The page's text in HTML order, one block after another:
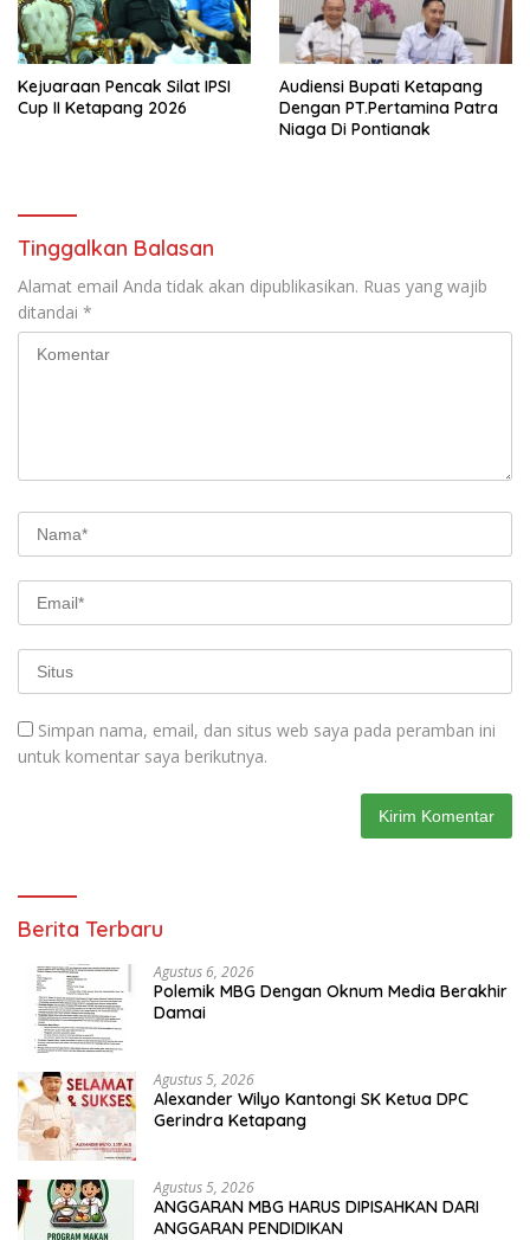
Kejuaraan Pencak Silat IPSI
Cup II Ketapang 2026
Audiensi Bupati Ketapang
Dengan PT.Pertamina Patra
Niaga Di Pontianak
Tinggalkan Balasan
Alamat email Anda tidak akan dipublikasikan. Ruas yang wajib
ditandai *
Simpan nama, email, dan situs web saya pada peramban ini
untuk komentar saya berikutnya.
Berita Terbaru
Agustus 6, 2026
Polemik MBG Dengan Oknum Media Berakhir
Damai
Agustus 5, 2026
Alexander Wilyo Kantongi SK Ketua DPC
Gerindra Ketapang
Agustus 5, 2026
ANGGARAN MBG HARUS DIPISAHKAN DARI
ANGGARAN PENDIDIKAN